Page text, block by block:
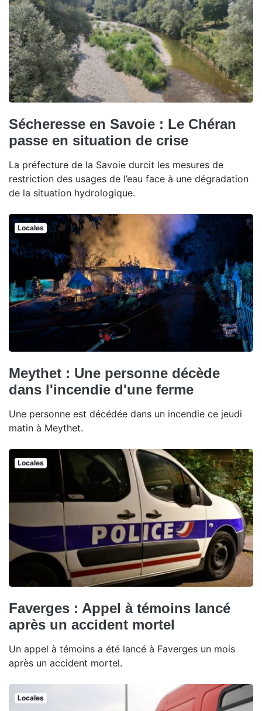
Sécheresse en Savoie : Le Chéran
passe en situation de crise
La préfecture de la Savoie durcit les mesures de
restriction des usages de l’eau face à une dégradation
de la situation hydrologique.
Locales
Meythet : Une personne décède
dans l'incendie d'une ferme
Une personne est décédée dans un incendie ce jeudi
matin à Meythet.
Locales
Faverges : Appel à témoins lancé
après un accident mortel
Un appel à témoins a été lancé à Faverges un mois
après un accident mortel.
Locales